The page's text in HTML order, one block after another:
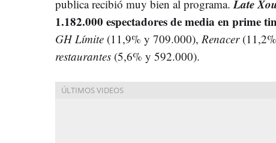
publica recibió muy bien al programa. Late
1.182.000 espectadores de media en prime
GH Límite (11,9% y 709.000), Renacer
restaurantes (5,6% y 592.000).